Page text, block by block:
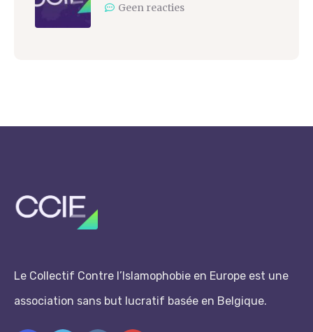
Geen reacties
Le Collectif Contre l’Islamophobie en Europe est une
association sans but lucratif basée en Belgique.